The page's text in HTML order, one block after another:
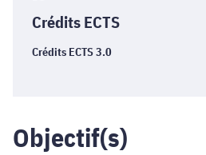
Crédits ECTS
Crédits ECTS 3.0
Objectif(s)